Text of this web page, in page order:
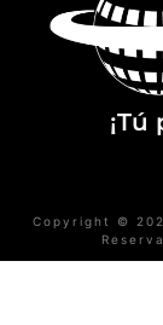
Copyright ©